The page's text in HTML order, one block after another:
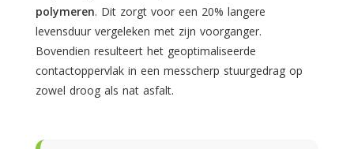
polymeren. Dit zorgt voor een 20% langere
levensduur vergeleken met zijn voorganger.
Bovendien resulteert het geoptimaliseerde
contactoppervlak in een messcherp stuurgedrag op
zowel droog als nat asfalt.